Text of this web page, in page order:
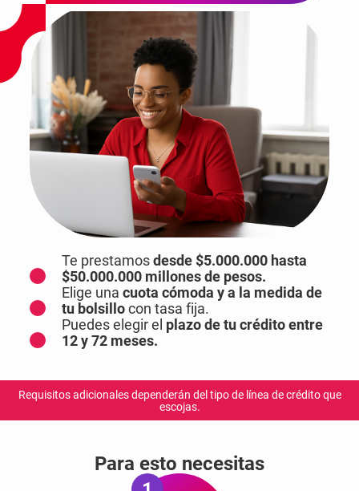
Te prestamosdesde $5.000.000 hasta
$50.000.000 millones de pesos.
Elige una cuota cómoda y a la medida de
tu bolsillocon tasa fija.
Puedes elegir el plazo de tu crédito entre
12 y 72 meses.
Requisitos adicionales dependerán del tipo de línea de crédito que
escojas.
Para esto necesitas